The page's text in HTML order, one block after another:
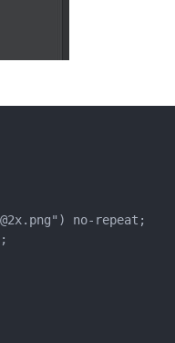
no-repeat;